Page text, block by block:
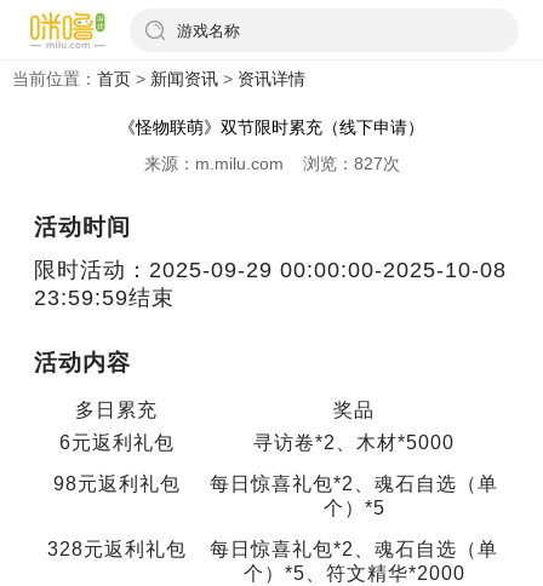
游戏名称
当前位置： 首页 > 新闻资讯 > 资讯详情
《怪物联萌》双节限时累充（线下申请）
来源：m.milu.com 浏览：827次
活动时间
限时活动：2025-09-29 00:00:00-2025-10-08
23:59:59结束
活动内容
多日累充
奖品
6元返利礼包
寻访卷*2、木材*5000
98元返利礼包
每日惊喜礼包*2、魂石自选（单
个）*5
328元返利礼包
每日惊喜礼包*2、魂石自选（单
个）*5、符文精华*2000